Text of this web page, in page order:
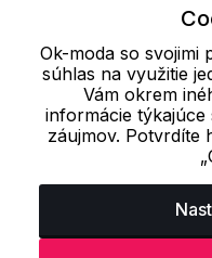
Offline
+421 277
Cookie - podrobné
osobných údajov
Ok-moda so svojimi
súhlas na využitie
Vám okrem
informácie týkajúce
záujmov. Potvrdíte